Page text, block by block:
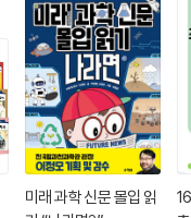
미래 과학 신문 몰입 읽